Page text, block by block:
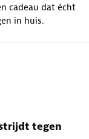
cadeau dat écht
in huis.
strijdt tegen